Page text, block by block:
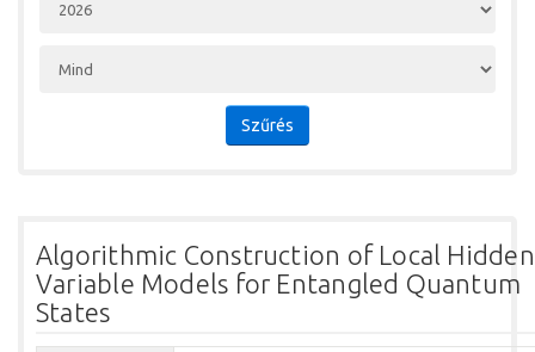
Szűrés
Algorithmic Construction of Local Hidden
Variable Models for Entangled Quantum
States